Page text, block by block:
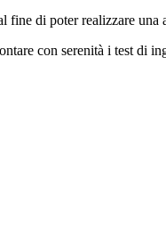
di poter realizzare
con serenità i test di